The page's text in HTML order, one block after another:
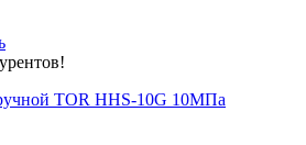
TOR HHS-10G 10МПа